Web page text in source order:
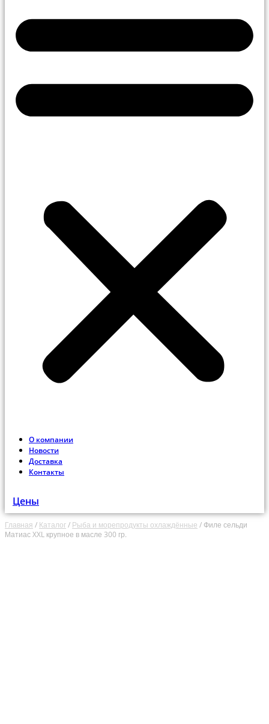
О компании
Новости
Доставка
Контакты
Цены
Главная / Каталог/ Рыба и морепродукты охлаждённые / Филе сельди
Матиас XXL крупное в масле 300 гр.